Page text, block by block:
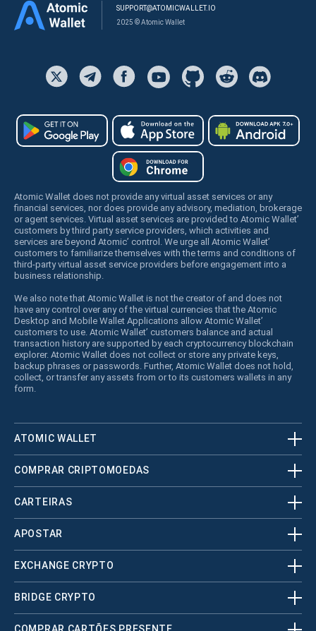
SUPPORT@ATOMICWALLET.IO
2025 © Atomic Wallet
Atomic Wallet does not provide any virtual asset services or any
financial services, nor does provide any advisory, mediation, brokerage
or agent services. Virtual asset services are provided to Atomic Wallet’
customers by third party service providers, which activities and
services are beyond Atomic’ control. We urge all Atomic Wallet’
customers to familiarize themselves with the terms and conditions of
third-party virtual asset service providers before engagement into a
business relationship.
We also note that Atomic Wallet is not the creator of and does not
have any control over any of the virtual currencies that the Atomic
Desktop and Mobile Wallet Applications allow Atomic Wallet’
customers to use. Atomic Wallet’ customers balance and actual
transaction history are supported by each cryptocurrency blockchain
explorer. Atomic Wallet does not collect or store any private keys,
backup phrases or passwords. Further, Atomic Wallet does not hold,
collect, or transfer any assets from or to its customers wallets in any
form.
ATOMIC WALLET
COMPRAR CRIPTOMOEDAS
CARTEIRAS
APOSTAR
EXCHANGE CRYPTO
BRIDGE CRYPTO